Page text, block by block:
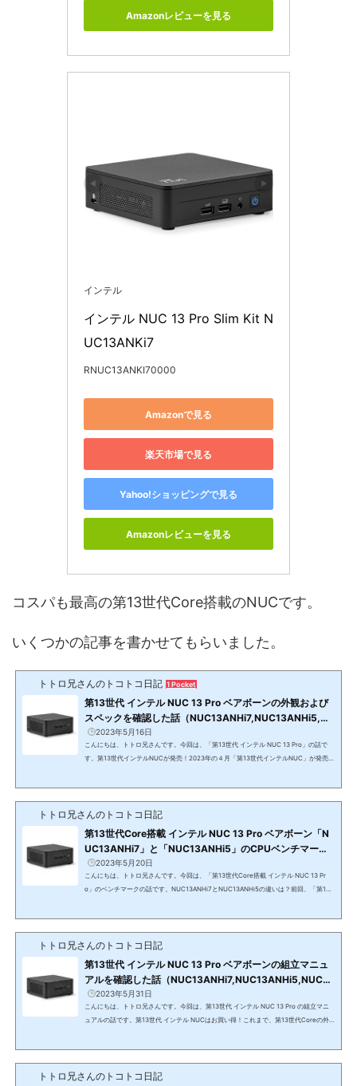
Amazonレビューを見る
インテル
インテル NUC 13 Pro Slim Kit N
UC13ANKi7
RNUC13ANKI70000
Amazonで見る
楽天市場で見る
Yahoo!ショッピングで見る
Amazonレビューを見る
コスパも最高の第13世代Core搭載のNUCです。
いくつかの記事を書かせてもらいました。
トトロ兄さんのトコトコ日記 1 Pocket
第13世代 インテル NUC 13 Pro ベアボーンの外観および
スペックを確認した話（NUC13ANHi7,NUC13ANHi5,NU
C13ANKi7,NUC13ANKi5）
2023年5月16日
こんにちは、トトロ兄さんです。今回は、「第13世代 インテル NUC 13 Pro」の話で
す。第13世代インテルNUCが発売！2023年の４月「第13世代インテルNUC」が発売さ
ement(f),d.src=g,d.id=a,e=c.getElementsByTagName("body"),e.appendChild(d))})
トトロ兄さんのトコトコ日記
第13世代Core搭載 インテル NUC 13 Pro ベアボーン「N
UC13ANHi7」と「NUC13ANHi5」のCPUベンチマーク
を確認した話（NUC13ANKi7,NUC13ANKi5）
2023年5月20日
こんにちは、トトロ兄さんです。今回は、「第13世代Core搭載 インテル NUC 13 Pr
o」のベンチマークの話です。NUC13ANHi7とNUC13ANHi5の違いは？前回、「第13
ntScript||c.scripts;(b.q=b.q||).push(arguments)};c.getElementById(a)||(d=c.create
トトロ兄さんのトコトコ日記
第13世代 インテル NUC 13 Pro ベアボーンの組立マニュ
アルを確認した話（NUC13ANHi7,NUC13ANHi5,NUC13
ANKi7,NUC13ANKi5）
2023年5月31日
こんにちは、トトロ兄さんです。今回は、第13世代 インテル NUC 13 Pro の組立マニ
ュアルの話です。第13世代 インテル NUCはお買い得！これまで、第13世代Coreの外
NUC13ANHi7(function(b,c,f,g,a,d,e){b.MoshimoAffiliateObject=a;b=b||function()
トトロ兄さんのトコトコ日記